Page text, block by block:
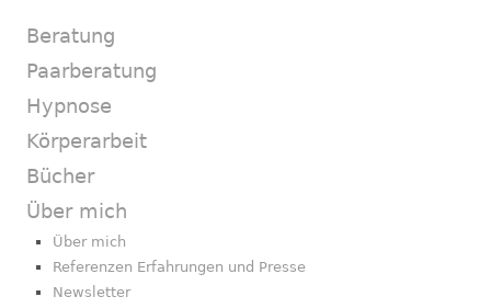
Beratung
Paarberatung
Hypnose
Körperarbeit
Bücher
Über mich
Über mich
Referenzen Erfahrungen und Presse
Newsletter